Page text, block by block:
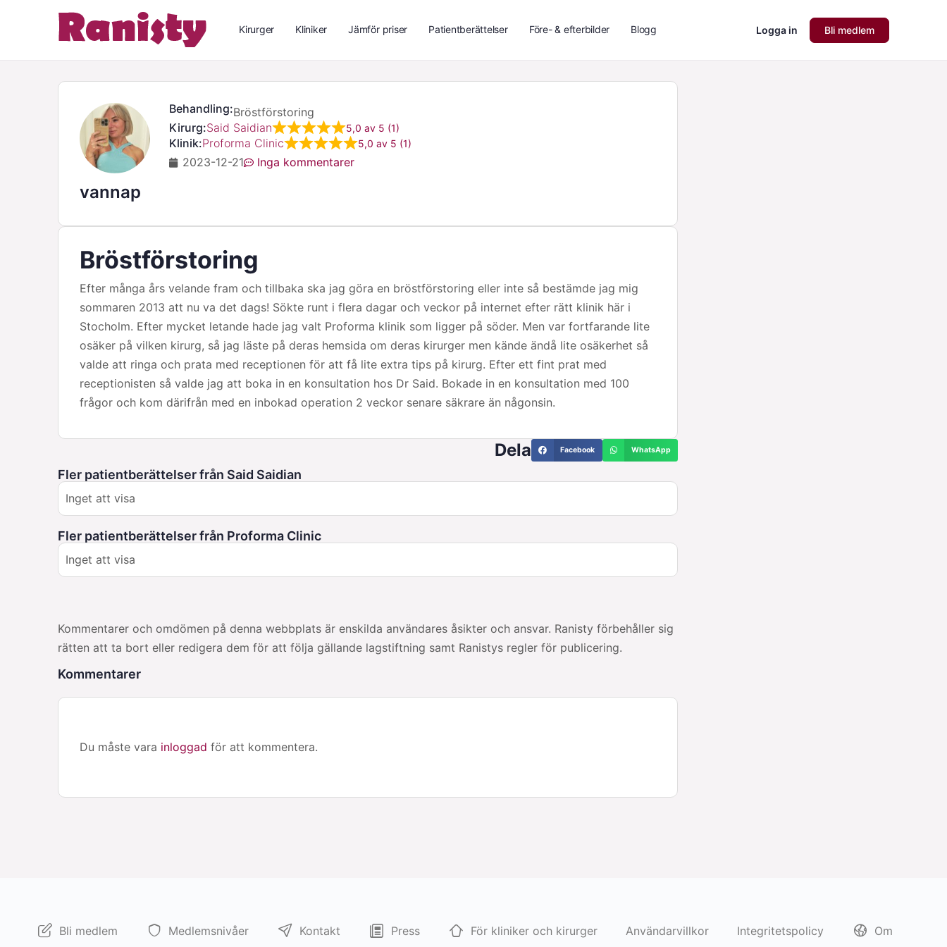
Kirurger Kliniker Jämför priser Patientberättelser Före- & efterbilder Blogg Logga in Bli medlem
vannap
Behandling:Bröstförstoring
Kirurg:Said Saidian 5,0 av 5 (1)
Klinik:Proforma Clinic 5,0 av 5 (1)
2023-12-21 Inga kommentarer
Bröstförstoring
Efter många års velande fram och tillbaka ska jag göra en bröstförstoring eller inte så bestämde jag mig
sommaren 2013 att nu va det dags! Sökte runt i flera dagar och veckor på internet efter rätt klinik här i
Stocholm. Efter mycket letande hade jag valt Proforma klinik som ligger på söder. Men var fortfarande lite
osäker på vilken kirurg, så jag läste på deras hemsida om deras kirurger men kände ändå lite osäkerhet så
valde att ringa och prata med receptionen för att få lite extra tips på kirurg. Efter ett fint prat med
receptionisten så valde jag att boka in en konsultation hos Dr Said. Bokade in en konsultation med 100
frågor och kom därifrån med en inbokad operation 2 veckor senare säkrare än någonsin.
Facebook WhatsApp
Dela
Fler patientberättelser från Said Saidian
Inget att visa
Fler patientberättelser från Proforma Clinic
Inget att visa
Kommentarer och omdömen på denna webbplats är enskilda användares åsikter och ansvar. Ranisty förbehåller sig
rätten att ta bort eller redigera dem för att följa gällande lagstiftning samt Ranistys regler för publicering.
Kommentarer
Du måste vara inloggad för att kommentera.
Bli medlem Medlemsnivåer Kontakt Press För kliniker och kirurger Användarvillkor Integritetspolicy Om